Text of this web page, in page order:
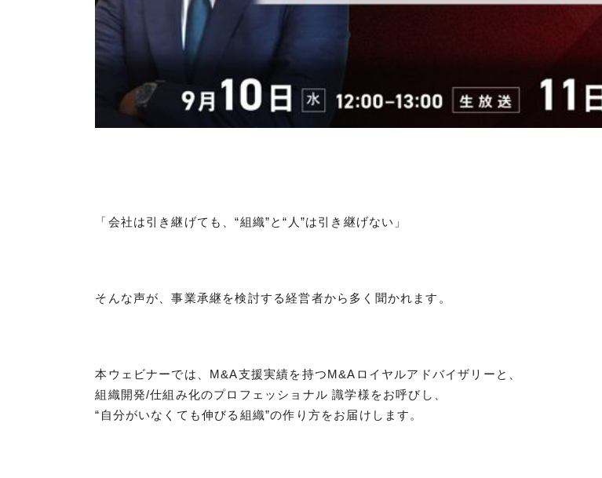
「会社は引き継げても、“組織”と“人”は引き継げない」
そんな声が、事業承継を検討する経営者から多く聞かれます。
本ウェビナーでは、M&A支援実績を持つM&Aロイヤルアドバイザリーと、
組織開発/仕組み化のプロフェッショナル 識学様をお呼びし、
“自分がいなくても伸びる組織”の作り方をお届けします。